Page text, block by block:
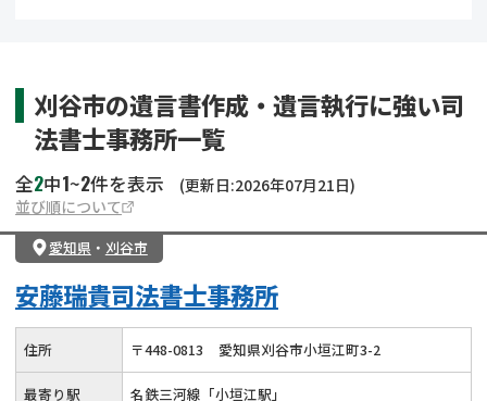
刈谷市の遺言書作成・遺言執行に強い司
法書士事務所一覧
全2中1~2件を表示
(更新日:2026年07月21日)
並び順について
愛知県 ・ 刈谷市
安藤瑞貴司法書士事務所
住所 〒448-0813 愛知県刈谷市小垣江町3-2
最寄り駅 名鉄三河線「小垣江駅」